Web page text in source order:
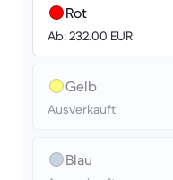
Rot
Ab: 232.00 EUR
Gelb
Ausverkauft
Blau